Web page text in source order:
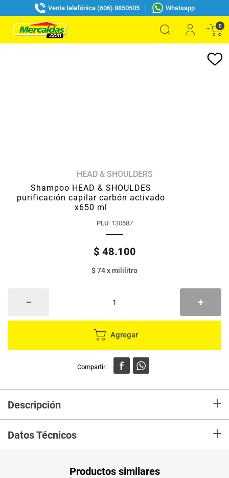
Venta telefónica (606) 8850505 Whatsapp
0
HEAD & SHOULDERS
Shampoo HEAD & SHOULDES
purificación capilar carbón activado
x650 ml
PLU: 130587
$ 48.100
$ 74xmililitro
Agregar
Descripción +
Datos Técnicos +
Productos similares